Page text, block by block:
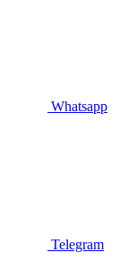
Whatsapp
Telegram